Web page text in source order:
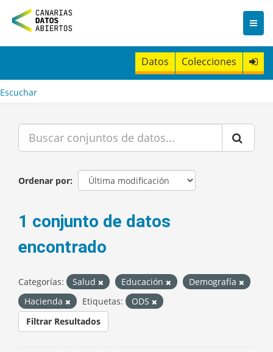
n
t
Datos Colecciones
Escuchar
Ordenar por
1 conjunto de datos
encontrado
Categorías: Salud Educación
Demografía
Hacienda
Etiquetas:
ODS
Filtrar Resultados